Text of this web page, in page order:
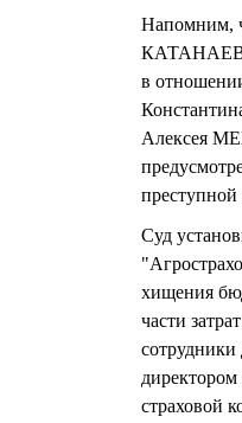
Напомним,
КАТАНАЕВ
в
Алексея
Суд
хищения
части
сотрудники
страховой